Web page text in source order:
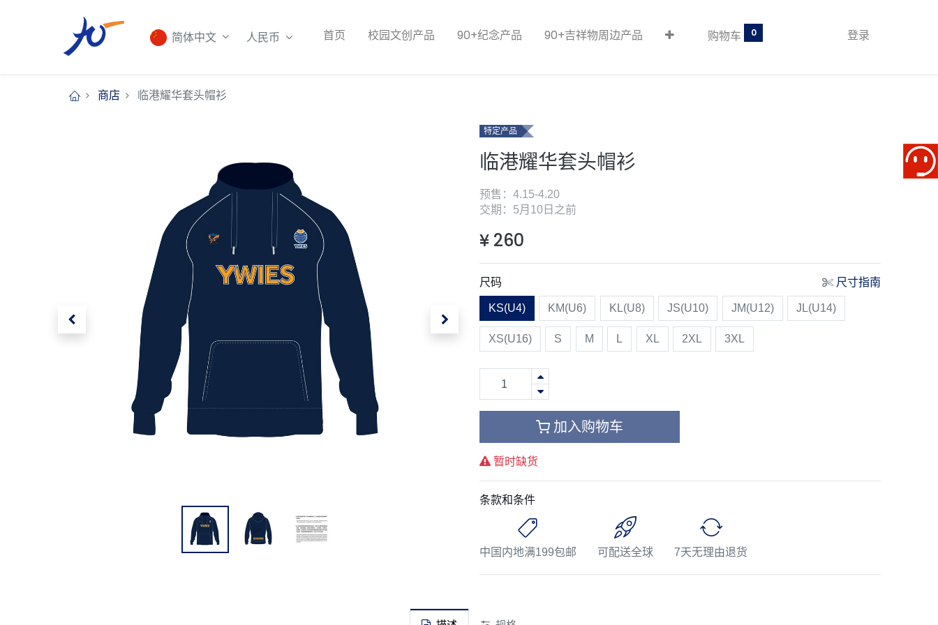
简体中文 人民币 首页 校园文创产品 90+纪念产品 90+吉祥物周边产品 购物车 0 登录
商店 临港耀华套头帽衫
特定产品
临港耀华套头帽衫
预售：4.15-4.20
交期：5月10日之前
¥ 260
尺码 尺寸指南
KS(U4) KM(U6) KL(U8) JS(U10) JM(U12) JL(U14)
XS(U16) S M L XL 2XL 3XL
加入购物车
暂时缺货
条款和条件
中国内地满199包邮 可配送全球 7天无理由退货